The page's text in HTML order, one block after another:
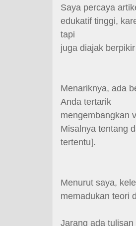
Saya percaya
edukatif tinggi,
tapi
juga diajak
Menariknya, ada
Anda tertarik
mengembangkan
Misalnya tentang
tertentu].
Menurut saya,
memadukan teori
Jarang ada